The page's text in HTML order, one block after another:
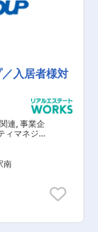
／入居者様対
連, 事業企
ィマネジメ
南